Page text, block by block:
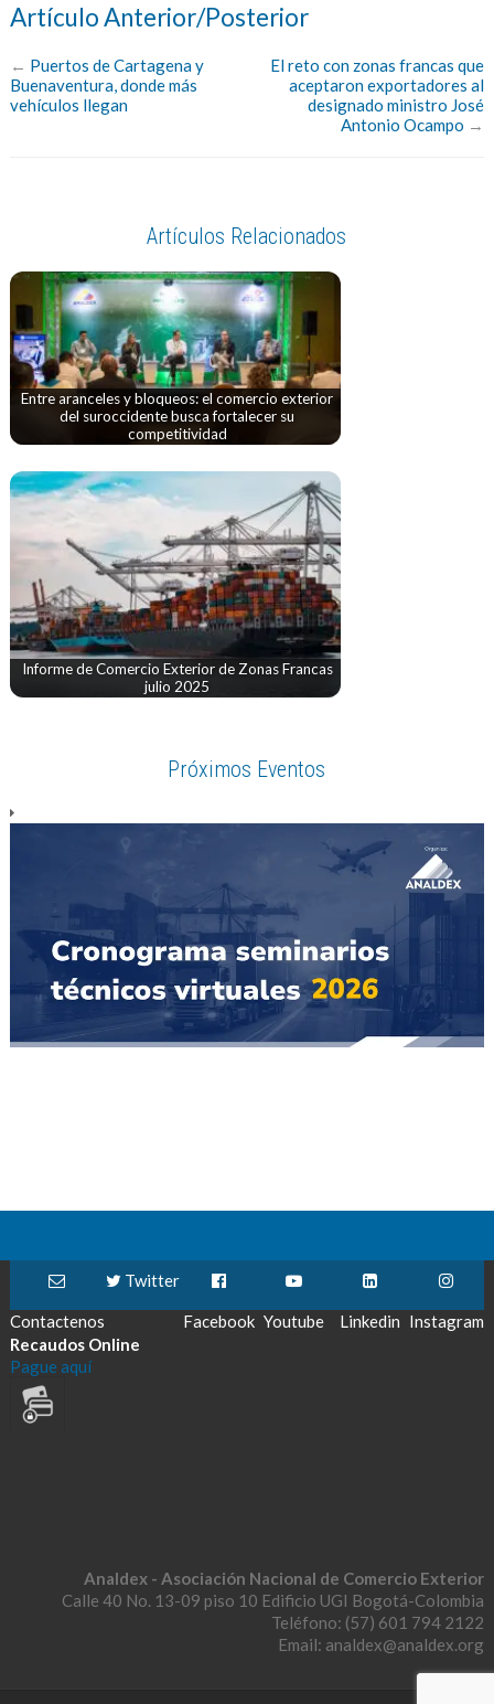
Artículo Anterior/Posterior
← Puertos de Cartagena y
Buenaventura, donde más
vehículos llegan
El reto con zonas francas que
aceptaron exportadores al
designado ministro José
Antonio Ocampo →
Artículos Relacionados
Entre aranceles y bloqueos: el comercio exterior
del suroccidente busca fortalecer su
competitividad
Informe de Comercio Exterior de Zonas Francas
julio 2025
Próximos Eventos
Contactenos
Twitter
Facebook Youtube Linkedin Instagram
Recaudos Online
Pague aquí
Analdex - Asociación Nacional de Comercio Exterior
Calle 40 No. 13-09 piso 10 Edificio UGI Bogotá-Colombia
Teléfono: (57) 601 794 2122
Email: analdex@analdex.org